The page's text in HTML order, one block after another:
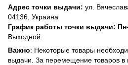
Адрес точки выдачи: ул.
04136, Украина
График работы точки выдачи:
Выходной
Важно: Некоторые товары
выдачи. За перемещение товаров в